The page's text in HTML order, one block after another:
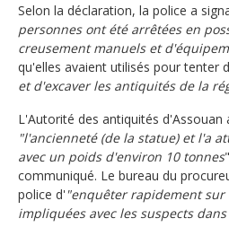
Selon la déclaration, la police a
personnes ont été arrêtées en
creusement manuels et
qu'elles avaient utilisés pour tenter
et d'excaver les antiquités de la
L'Autorité des antiquités d'Assouan
"l'ancienneté (de la statue) et l'a
avec un poids d'environ 10 tonnes
communiqué. Le bureau du
police d' "enquêter rapidement
impliquées avec les suspects